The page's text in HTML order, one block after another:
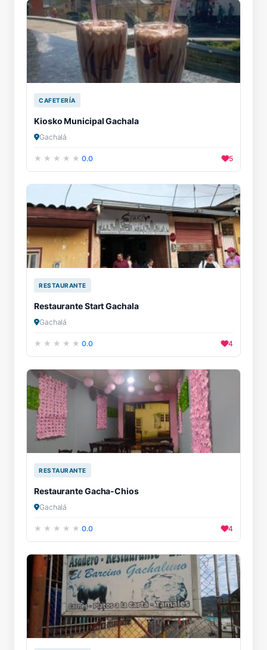
CAFETERÍA
Kiosko Municipal Gachala
Gachalá
0.0 5
RESTAURANTE
Restaurante Start Gachala
Gachalá
0.0 4
RESTAURANTE
Restaurante Gacha-Chios
Gachalá
0.0 4